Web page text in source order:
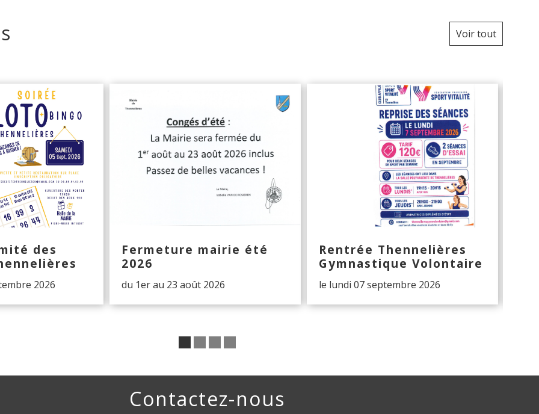
Voir tout
des
2026
Fermeture mairie été
2026
du 1er au 23 août 2026
Rentrée Thennelières
Gymnastique Volontaire
le lundi 07 septembre 2026
Contactez-nous